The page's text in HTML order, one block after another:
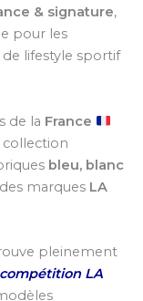
& signature,
pour les
lifestyle sportif
de la France
collection
bleu, blanc
marques LA
pleinement
LA